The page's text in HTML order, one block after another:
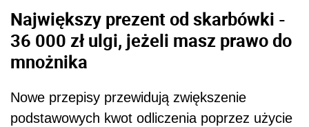
Największy prezent od skarbówki -
36 000 zł ulgi, jeżeli masz prawo do
mnożnika
Nowe przepisy przewidują zwiększenie
podstawowych kwot odliczenia poprzez użycie